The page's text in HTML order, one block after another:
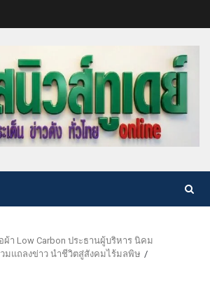
า Low Carbon ประธานผู้บริหาร นิคม
วมแถลงข่าว นำชีวิตสู่สังคมไร้มลพิษ